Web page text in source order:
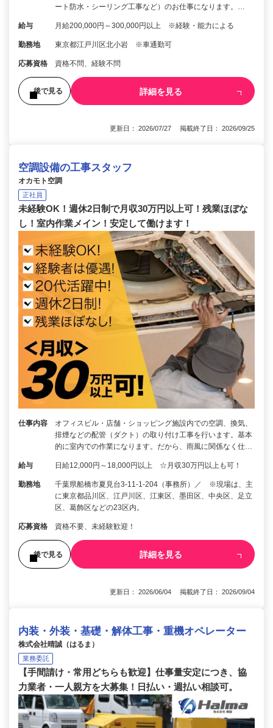
ート防水・シーリング工事など）のお仕事になります。…
給与 月給200,000円～300,000円以上 ※経験・能力による
勤務地 東京都江戸川区北小岩 ※車通勤可
応募資格 資格不問、経験不問
後で見る 詳細を見る
更新日： 2026/07/27 掲載終了日： 2026/09/25
空調設備の工事スタッフ
オカモト空調
正社員
未経験OK！週休2日制で月収30万円以上可！残業ほぼな
し！室内作業メイン！安定して働けます！
仕事内容
オフィスビル・店舗・ショッピング施設内での空調、換気、
排煙などの配管（ダクト）の取り付け工事を行います。基本
的に室内での作業になります。だから、雨風に関係なく仕…
給与 日給12,000円～18,000円以上 ☆月収30万円以上も可！
勤務地
千葉県船橋市夏見台3-11-1-204（事務所）／ ※現場は、主
に東京都品川区、江戸川区、江東区、墨田区、中央区、足立
区、葛飾区などの23区内。
応募資格 資格不要、未経験歓迎！
後で見る 詳細を見る
更新日： 2026/06/04 掲載終了日： 2026/09/04
内装・外装・基礎・解体工事・重機オペレーター
株式会社晴誠（はるま）
業務委託
【手間請け・常用どちらも歓迎】仕事量安定につき、協
力業者・一人親方を大募集！日払い・週払い相談可。